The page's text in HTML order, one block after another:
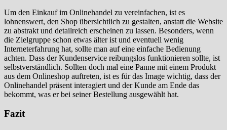
Um den Einkauf im Onlinehandel zu vereinfachen, ist es
lohnenswert, den Shop übersichtlich zu gestalten, anstatt die Website
zu abstrakt und detailreich erscheinen zu lassen. Besonders, wenn
die Zielgruppe schon etwas älter ist und eventuell wenig
Interneterfahrung hat, sollte man auf eine einfache Bedienung
achten. Dass der Kundenservice reibungslos funktionieren sollte, ist
selbstverständlich. Sollten doch mal eine Panne mit einem Produkt
aus dem Onlineshop auftreten, ist es für das Image wichtig, dass der
Onlinehandel präsent interagiert und der Kunde am Ende das
bekommt, was er bei seiner Bestellung ausgewählt hat.
Fazit